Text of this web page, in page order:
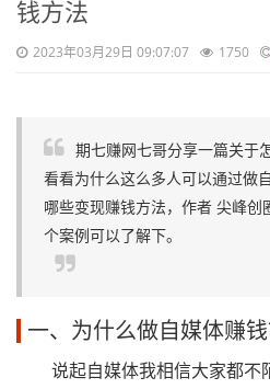
钱方法
2023年03月29日 09:07:07 1750
期七赚网七哥分享一篇关于
看看为什么这么多人可以通过做
哪些变现赚钱方法，作者 尖峰
个案例可以了解下。
一、为什么做自媒体赚钱
说起自媒体我相信大家都不